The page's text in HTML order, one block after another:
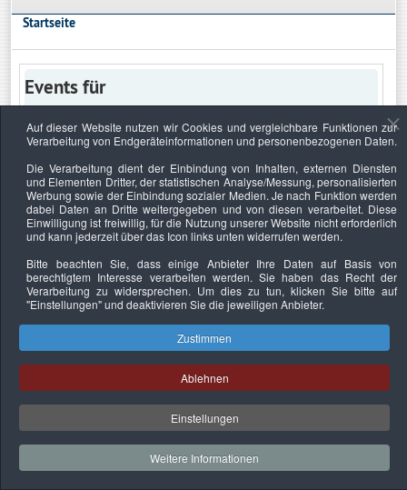
Startseite
Events für
Keine Termine
Datenschutzerklärung Urheberrechtsnachweise Nachhaltigkeit
Copyright © 2026. Bundesverband Deutscher
Sachverständiger und Fachgutachter e.V..
Auf dieser Website nutzen wir Cookies und vergleichbare Funktionen zur
Verarbeitung von Endgeräteinformationen und personenbezogenen Daten.
Die Verarbeitung dient der Einbindung von Inhalten, externen Diensten
und Elementen Dritter, der statistischen Analyse/Messung, personalisierten
Werbung sowie der Einbindung sozialer Medien. Je nach Funktion werden
dabei Daten an Dritte weitergegeben und von diesen verarbeitet. Diese
Einwilligung ist freiwillig, für die Nutzung unserer Website nicht erforderlich
und kann jederzeit über das Icon links unten widerrufen werden.
Bitte beachten Sie, dass einige Anbieter Ihre Daten auf Basis von
berechtigtem Interesse verarbeiten werden. Sie haben das Recht der
Verarbeitung zu widersprechen. Um dies zu tun, klicken Sie bitte auf
"Einstellungen"und deaktivieren Sie die jeweiligen Anbieter.
Zustimmen
Ablehnen
Einstellungen
Weitere Informationen